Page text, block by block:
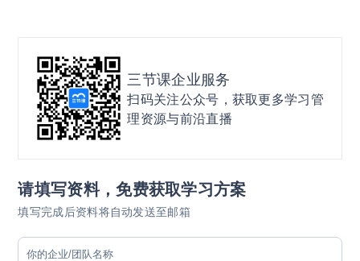
三节课企业服务
扫码关注公众号，获取更多学习管
理资源与前沿直播
请填写资料，免费获取学习方案
填写完成后资料将自动发送至邮箱